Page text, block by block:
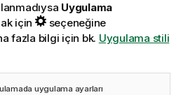
Uygulama
için
seçeneğine
fazla bilgi için bk. Uygulama stili
uygulama ayarları